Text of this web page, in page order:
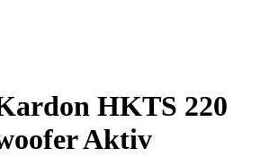
HKTS 220
Aktiv